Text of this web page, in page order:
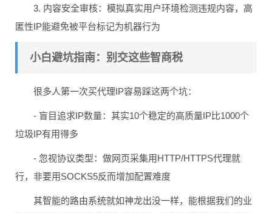
3. 内容安全审核：模拟真实用户环境检测违规内容，高
匿性IP能避免被平台标记为机器行为
小白避坑指南：别交这些智商税
很多人第一次买代理IP容易踩这两个坑：
- 盲目追求IP数量：其实10个稳定的高质量IP比1000个
垃圾IP有用得多
- 忽视协议类型：做网页采集用HTTP/HTTPS代理就
行，非要用SOCKS5反而增加配置难度
其智能的路由系统就如神龙出没一样，能根据我们的业